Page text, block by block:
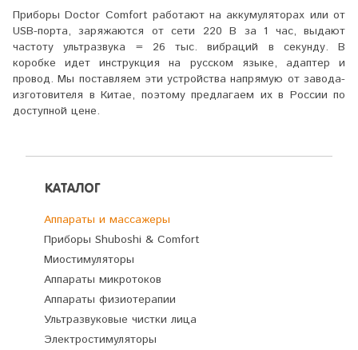
Приборы Doctor Comfort работают на аккумуляторах или от
USB-порта, заряжаются от сети 220 В за 1 час, выдают
частоту ультразвука = 26 тыс. вибраций в секунду. В
коробке идет инструкция на русском языке, адаптер и
провод. Мы поставляем эти устройства напрямую от завода-
изготовителя в Китае, поэтому предлагаем их в России по
доступной цене.
КАТАЛОГ
Аппараты и массажеры
Приборы Shuboshi & Comfort
Миостимуляторы
Аппараты микротоков
Аппараты физиотерапии
Ультразвуковые чистки лица
Электростимуляторы